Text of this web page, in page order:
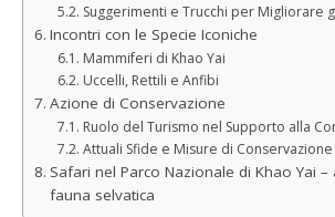
Suggerimenti e Trucchi per Migliorare
Incontri con le Specie Iconiche
Mammiferi di Khao Yai
Uccelli, Rettili e Anfibi
Azione di Conservazione
Ruolo del Turismo nel Supporto alla
Attuali Sfide e Misure di Conservazione
Safari nel Parco Nazionale di Khao Yai
fauna selvatica